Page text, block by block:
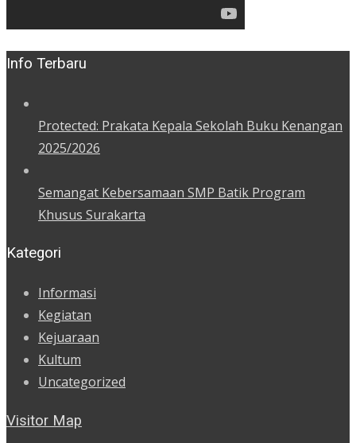
Info Terbaru
Protected: Prakata Kepala Sekolah Buku Kenangan
2025/2026
Semangat Kebersamaan SMP Batik Program
Khusus Surakarta
Kategori
Informasi
Kegiatan
Kejuaraan
Kultum
Uncategorized
Visitor Map